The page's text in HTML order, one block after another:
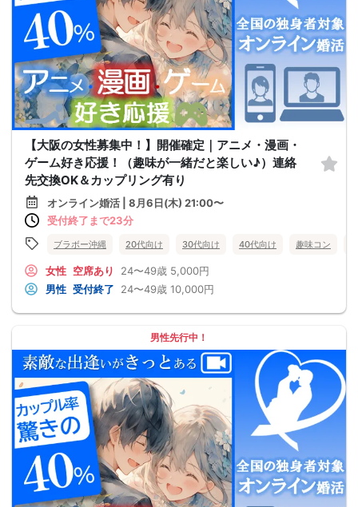
【大阪の女性募集中！】開催確定｜アニメ・漫画・
ゲーム好き応援！（趣味が一緒だと楽しい♪）連絡
先交換OK＆カップリング有り
オンライン婚活 | 8月6日(木) 21:00〜
受付終了まで23分
ブラボー沖縄 20代向け 30代向け 40代向け 趣味コン
女性 空席あり 24〜49歳 5,000円
男性 受付終了 24〜49歳 10,000円
男性先行中！